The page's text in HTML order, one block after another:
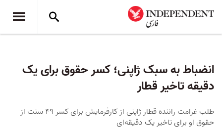
انضباط به سبک ژاپنی؛ کسر حقوق برای یک
دقیقه تاخیر قطار
طلب غرامت راننده قطار ژاپنی از کارفرمایش برای کسر ۴۹ سنت از
حقوق او برای تاخیر یک دقیقه‌ای